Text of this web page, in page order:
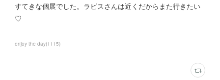
すてきな個展でした。ラピスさんは近くだからまた行きたい
♡
enjoy the day(1115)